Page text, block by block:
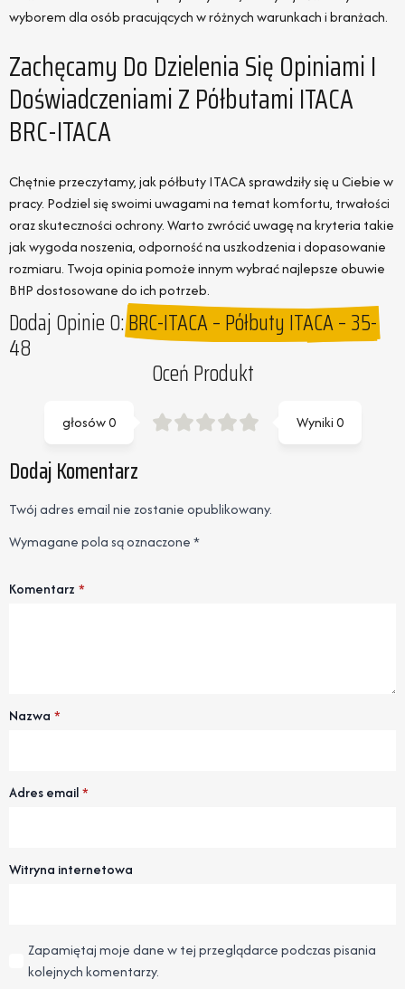
wyborem dla osób pracujących w różnych warunkach i branżach.
Zachęcamy Do Dzielenia Się Opiniami I
Doświadczeniami Z Półbutami ITACA
BRC-ITACA
Chętnie przeczytamy, jak półbuty ITACA sprawdziły się u Ciebie w
pracy. Podziel się swoimi uwagami na temat komfortu, trwałości
oraz skuteczności ochrony. Warto zwrócić uwagę na kryteria takie
jak wygoda noszenia, odporność na uszkodzenia i dopasowanie
rozmiaru. Twoja opinia pomoże innym wybrać najlepsze obuwie
BHP dostosowane do ich potrzeb.
Dodaj Opinie O:BRC-ITACA – Półbuty ITACA – 35-
48
Oceń Produkt
Wyniki0
głosów0
Dodaj Komentarz
Twój adres email nie zostanie opublikowany.
Wymagane pola są oznaczone*
Komentarz *
Nazwa *
Adres email*
Witryna internetowa
Zapamiętaj moje dane w tej przeglądarce podczas pisania
kolejnych komentarzy.